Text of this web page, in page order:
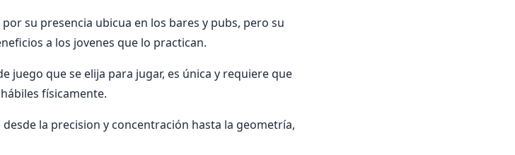
su presencia ubicua en los bares y pubs, pero su
a los jovenes que lo practican.
juego que se elija para jugar, es única y requiere que
físicamente.
la precision y concentración hasta la geometría,